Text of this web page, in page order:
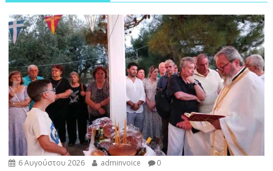
6 Αυγούστου 2026 adminvoice 0